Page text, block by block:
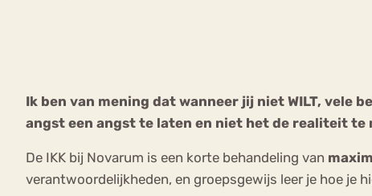
Ik ben van mening dat wanneer jij niet WILT, vele
angst een angst te laten en niet het de realiteit te
De IKK bij Novarum is een korte behandeling van
verantwoordelijkheden, en groepsgewijs leer je hoe je
Orthorexia
Afvallen Angst